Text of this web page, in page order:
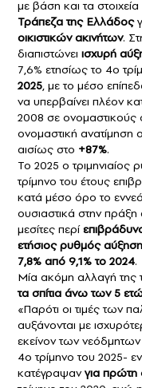
με βάση και τα
Τράπεζα της Ελλάδος
οικιστικών ακινήτων.
διαπιστώνει ισχυρή
7,6% ετησίως το 4ο
2025, με το μέσο
να υπερβαίνει πλέον
2008 σε ονομαστικούς
ονομαστική ανατίμηση
αισίως στο +87%.
Το 2025 ο τριμηνιαίος
τρίμηνο του έτους
κατά μέσο όρο το
ουσιαστικά στην πράξη
μεσίτες περί
ετήσιος ρυθμός
7,8% από 9,1% το 2024.
Μία ακόμη αλλαγή της
τα σπίτια άνω των 5
«Παρότι οι τιμές των
αυξάνονται με
εκείνον των
4ο τρίμηνο του 2025-
κατέγραψανγια